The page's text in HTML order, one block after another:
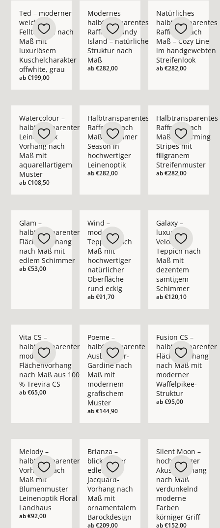
Ted – moderner
weicher
Fellteppich nach
Maß mit
luxuriösem
Kuschelcharakter
offwhite, grau
ab€199,00
Modernes
halbtransparentes
Raffrollo Sandy
Island – natürliche
Struktur nach
Maß
ab€282,00
Natürliches
halbtransparentes
Raffrollo nach
Maß – Cozy Line
im handgewebten
Streifenlook
ab€282,00
Watercolour –
halbtransparenter
Leinenoptik
Vorhang nach
Maß mit
aquarellartigem
Muster
ab€108,50
Halbtransparentes
Raffrollo nach
Maß – Summer
Season in
hochwertiger
Leinenoptik
ab€282,00
Halbtransparentes
Raffrollo nach
Maß – Charming
Stripes mit
filigranem
Streifenmuster
ab€282,00
Glam –
halbtransparenter
Flächenvorhang
nach Maß mit
edlem Schimmer
ab€53,00
Wind –
moderner
Teppich nach
Maß mit
hochwertiger
natürlicher
Oberfläche
rund eckig
ab€91,70
Galaxy –
luxuriöser
Velours-
Teppich nach
Maß mit
dezentem
samtigem
Schimmer
ab€120,10
Vita CS –
halbtransparenter
moderner
Flächenvorhang
nach Maß aus 100
% Trevira CS
ab€65,00
Poeme –
halbtransparente
Ausbrenner-
Gardine nach
Maß mit
modernem
grafischem
Muster
ab€144,90
Fusion CS –
halbtransparenter
Flächenvorhang
nach Maß mit
moderner
Waffelpikee-
Struktur
ab€95,00
Melody –
halbtransparenter
Vorhang nach
Maß mit
Blumenmuster
Leinenoptik Floral
Landhaus
ab€92,00
Brianza –
blickdichter
edler
Jacquard-
Vorhang nach
Maß mit
ornamentalem
Barockdesign
ab€209,00
Silent Moon –
hochwertiger
Akustikvorhang
nach Maß
verdunkelnd
moderne
Farben
körniger Griff
ab€152,00